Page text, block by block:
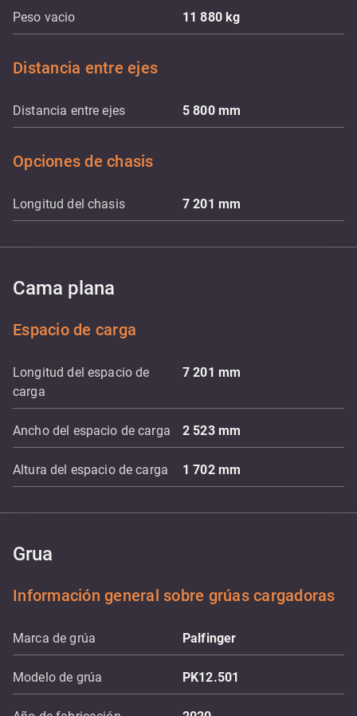
Peso vacio 11 880kg
Distancia entre ejes
Distancia entre ejes 5 800 mm
Opciones de chasis
Longitud del chasis 7 201 mm
Cama plana
Espacio de carga
Longitud del espacio de
carga
7 201 mm
Ancho del espacio de carga 2 523 mm
Altura del espacio de carga 1 702 mm
Grua
Información general sobre grúas cargadoras
Marca de grúa Palfinger
Modelo de grúa PK12.501